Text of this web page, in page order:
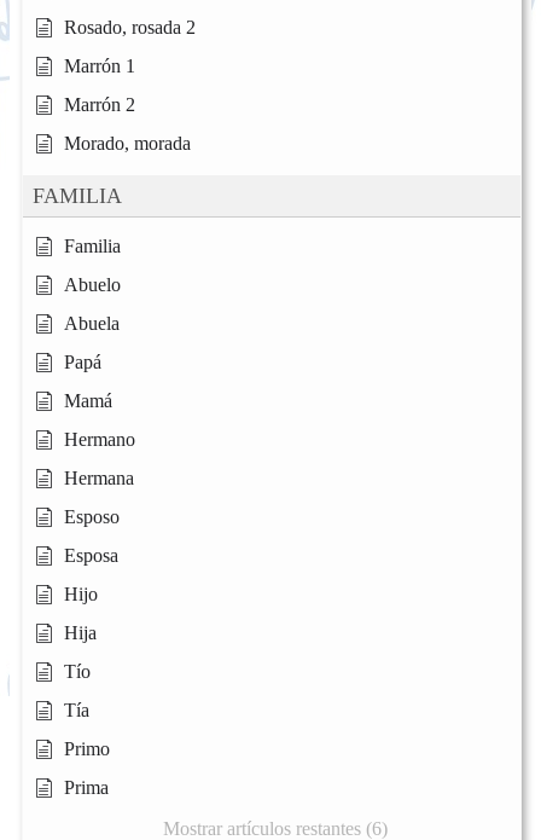
Rosado, rosada 2
Marrón 1
Marrón 2
Morado, morada
FAMILIA
Familia
Abuelo
Abuela
Papá
Mamá
Hermano
Hermana
Esposo
Esposa
Hijo
Hija
Tío
Tía
Primo
Prima
Mostrar artículos restantes (6)